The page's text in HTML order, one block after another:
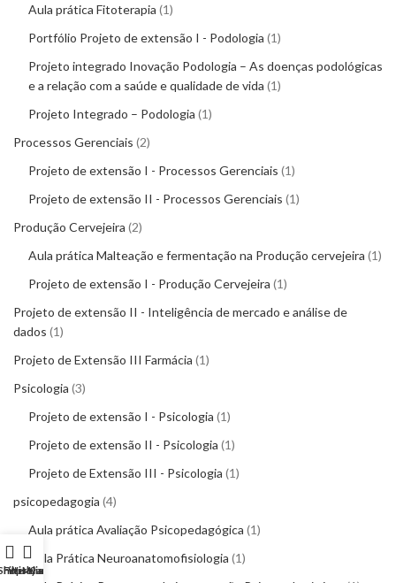
Aula prática Fitoterapia 1
Portfólio Projeto de extensão I - Podologia 1
Projeto integrado Inovação Podologia – As doenças podológicas
e a relação com a saúde e qualidade de vida 1
Projeto Integrado – Podologia 1
Processos Gerenciais 2
Projeto de extensão I - Processos Gerenciais 1
Projeto de extensão II - Processos Gerenciais 1
Produção Cervejeira 2
Aula prática Malteação e fermentação na Produção cervejeira 1
Projeto de extensão I - Produção Cervejeira 1
Projeto de extensão II - Inteligência de mercado e análise de
dados 1
Projeto de Extensão III Farmácia 1
Psicologia 3
Projeto de extensão I - Psicologia 1
Projeto de extensão II - Psicologia 1
Projeto de Extensão III - Psicologia 1
psicopedagogia 4
Aula prática Avaliação Psicopedagógica 1
Aula Prática Neuroanatomofisiologia 1
Filters
Wishlist
Cart
My account